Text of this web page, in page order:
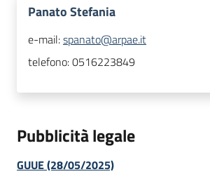
Panato Stefania
e-mail:spanato@arpae.it
telefono:0516223849
Pubblicità legale
GUUE (28/05/2025)